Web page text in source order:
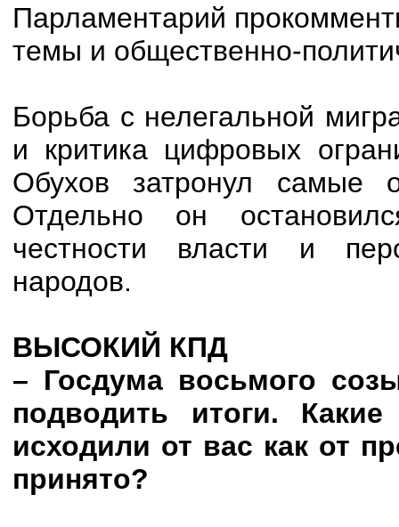
Парламентарий
темы и общественно-
Борьба с нелегальной
и критика цифровых
Обухов затронул самые
Отдельно он
честности власти и
народов.
ВЫСОКИЙ КПД
– Госдума восьмого
подводить итоги.
исходили от вас как от
принято?